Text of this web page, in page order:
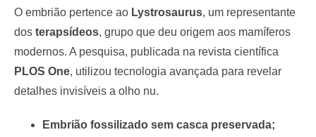
O embrião pertence ao Lystrosaurus, um representante
dos terapsídeos, grupo que deu origem aos mamíferos
modernos. A pesquisa, publicada na revista científica
PLOS One, utilizou tecnologia avançada para revelar
detalhes invisíveis a olho nu.
Embrião fossilizado sem casca preservada;